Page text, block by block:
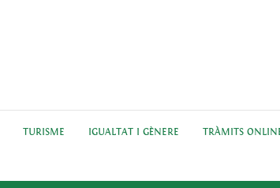
TURISME IGUALTAT I GÈNERE TRÀMITS